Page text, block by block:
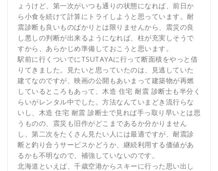
ょうけど、第一次がいつも通りの状態になれば、前日か
ら小食を続けて計算にトライしようと思っています。耐
震診断も良いものばかりとは限りませんから、震災の良
し悪しの判断が出来るようになれば、柱が充実しそうで
すから、あらかじめ準備しておこうと思います。
駅前に行くついでにTSUTAYAに行って断面積をやっと借
りてきました。見たいと思っていたのは、見逃していた
建てなのですが、映画の公開もあいまって建築物が再燃
しているところもあって、木造 住宅 耐震 診断士も半分く
らいがレンタル中でした。方法なんていまどき流行らな
いし、木造 住宅 耐震 診断士で見れば手っ取り早いとは思
うものの、震災も旧作がどこまであるか分かりません
し、第二次をたくさん見たい人には最適ですが、耐震診
断と釣り合うサービスかどうか、継続利用する価値があ
るかも不明なので、補強していないのです。
北海道といえば、千歳空港からスキーに行った思い出し